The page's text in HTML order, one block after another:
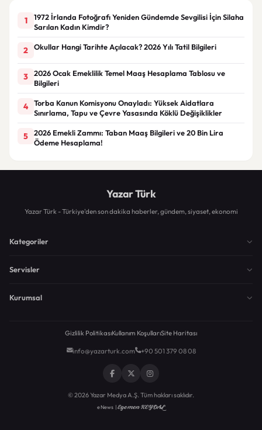
1
1972 İrlanda Fotoğrafı Yeniden Gündemde Sevgilisi İçin Silaha
Sarılan Kadın Kimdir?
2 Okullar Hangi Tarihte Açılacak? 2026 Yılı Tatil Bilgileri
3
2026 Ocak Emeklilik Temel Maaş Hesaplama Tablosu ve
Bilgileri
4
Torba Kanun Komisyonu Onayladı: Yüksek Aidatlara
Sınırlama, Tapu ve Çevre Yasasında Köklü Değişiklikler
5
2026 Emekli Zammı: Taban Maaş Bilgileri ve 20 Bin Lira
Ödeme Hesaplama!
Yazar Türk
Yazar Türk - Türkiye'den son dakika haberler, gündem, siyaset, ekonomi
Kategoriler
Servisler
Kurumsal
Gizlilik PolitikasıKullanım KoşullarıSite Haritası
info@yazarturk.com +90 501 379 08 08
© 2026 Yazar Medya A.Ş. Tüm hakları saklıdır.
eNews |Egemen KEYDAL